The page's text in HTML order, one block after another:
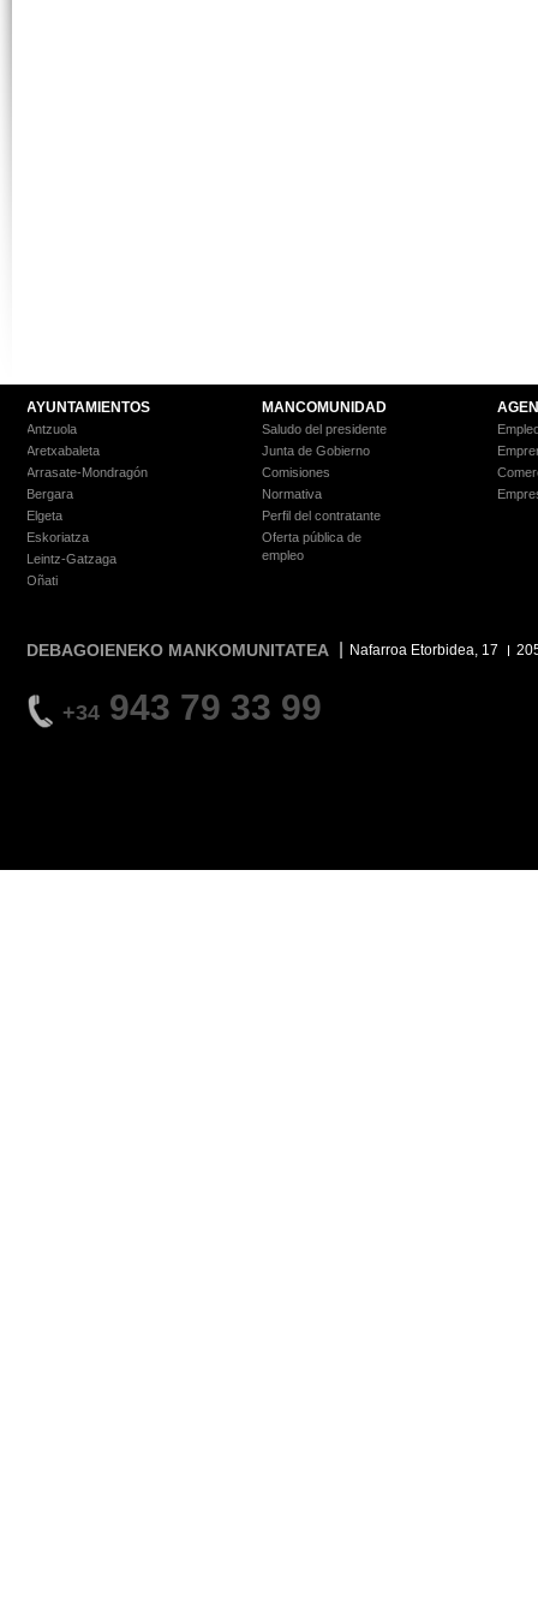
AYUNTAMIENTOS
Antzuola
Aretxabaleta
Arrasate-Mondragón
Bergara
Elgeta
Eskoriatza
Leintz-Gatzaga
Oñati
MANCOMUNIDAD
Saludo del presidente
Junta de Gobierno
Comisiones
Normativa
Perfil del contratante
Oferta pública de
empleo
DEBAGOIENEKO MANKOMUNITATEA Nafarroa Etorbidea, 17
+34 943 79 33 99